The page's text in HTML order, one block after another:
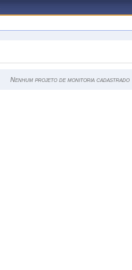
Nenhum projeto de monitoria cadastrado